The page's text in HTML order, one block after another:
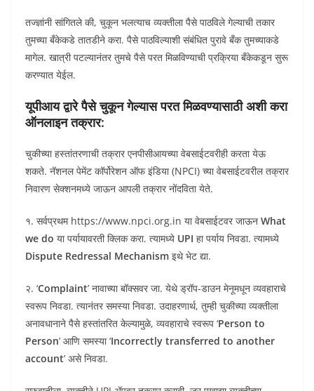
तज्ज्ञांनी सांगितले की, चुकून भलत्याच व्यक्तीला पैसे पाठविले गेल्याची तकार
तुमच्या बँकेकडे तातडीने करा. पैसे पाठविल्याशी संबंधित पुरावे बँक तुमच्याकडे
मागेल. खात्री पटल्यानंतर तुमचे पैसे परत मिळविण्याची प्रक्रिया बँकेकडून सुरू
करण्यात येईल.
यूपीआय द्वारे पैसे चुकून गेल्यास परत मिळवण्यासाठी अशी करा
ऑनलाइन तक्रार:
चुकीच्या हस्तांतरणाची तक्रार एनपीसीआयच्या वेबसाईटवरीही करता येऊ
शकते. नॅशनल पेमेंट कॉर्पोरेशन ऑफ इंडिया (NPCI) च्या वेबसाईटवरील तक्रार
निवारण सेक्शनमध्ये जाऊन आपली तक्रार नोंदविता येते.
१. सर्वप्रथम https://www.npci.org.in या वेबसाईटवर जाऊन What
we do या पर्यायावरती क्लिक करा. त्यामध्ये UPI हा पर्याय निवडा. त्यामध्ये
Dispute Redressal Mechanism इथे भेट द्या.
२. ‘Complaint’ नावाच्या बॉक्सवर जा. येथे ड्रॉप-डाउन मेनूमधून व्यवहाराचे
स्वरूप निवडा. त्यानंतर समस्या निवडा. उदाहरणार्थ, तुम्ही चुकीच्या व्यक्तीला
अनावधानाने पैसे हस्तांतरित केल्यामुळे, व्यवहाराचे स्वरूप ‘Person to
Person’ आणि समस्या ‘Incorrectly transferred to another
account’ असे निवडा.